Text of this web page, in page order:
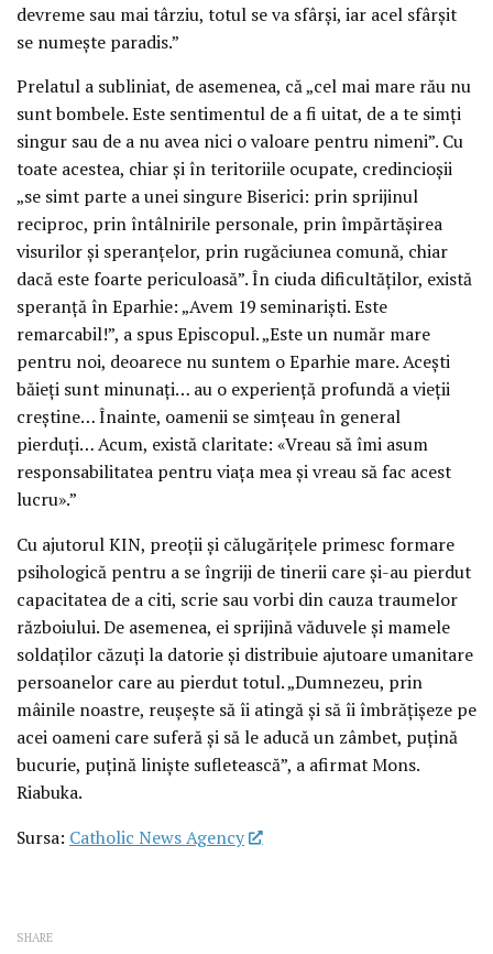
devreme sau mai târziu, totul se va sfârși, iar acel sfârșit
se numește paradis.”
Prelatul a subliniat, de asemenea, că „cel mai mare rău nu
sunt bombele. Este sentimentul de a fi uitat, de a te simți
singur sau de a nu avea nici o valoare pentru nimeni”. Cu
toate acestea, chiar și în teritoriile ocupate, credincioșii
„se simt parte a unei singure Biserici: prin sprijinul
reciproc, prin întâlnirile personale, prin împărtășirea
visurilor și speranțelor, prin rugăciunea comună, chiar
dacă este foarte periculoasă”. În ciuda dificultăților, există
speranță în Eparhie: „Avem 19 seminariști. Este
remarcabil!”, a spus Episcopul. „Este un număr mare
pentru noi, deoarece nu suntem o Eparhie mare. Acești
băieți sunt minunați… au o experiență profundă a vieții
creștine… Înainte, oamenii se simțeau în general
pierduți… Acum, există claritate: «Vreau să îmi asum
responsabilitatea pentru viața mea și vreau să fac acest
lucru».”
Cu ajutorul KIN, preoții și călugărițele primesc formare
psihologică pentru a se îngriji de tinerii care și-au pierdut
capacitatea de a citi, scrie sau vorbi din cauza traumelor
războiului. De asemenea, ei sprijină văduvele și mamele
soldaților căzuți la datorie și distribuie ajutoare umanitare
persoanelor care au pierdut totul. „Dumnezeu, prin
mâinile noastre, reușește să îi atingă și să îi îmbrățișeze pe
acei oameni care suferă și să le aducă un zâmbet, puțină
bucurie, puțină liniște sufletească”, a afirmat Mons.
Riabuka.
Sursa: Catholic News Agency
SHARE